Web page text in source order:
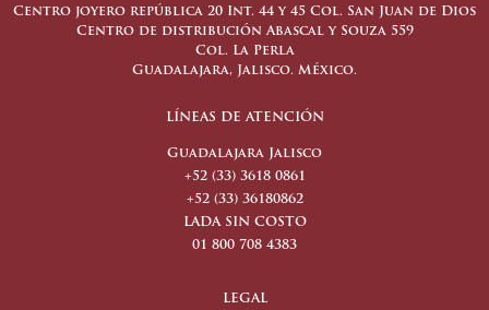
Centro joyero república 20 Int. 44 y 45 Col. San Juan de Dios
Centro de distribución Abascal y Souza 559
Col. La Perla
Guadalajara, Jalisco. México.
LÍNEAS DE ATENCIÓN
Guadalajara Jalisco
+52 (33) 3618 0861
+52 (33) 36180862
LADA SIN COSTO
01 800 708 4383
LEGAL